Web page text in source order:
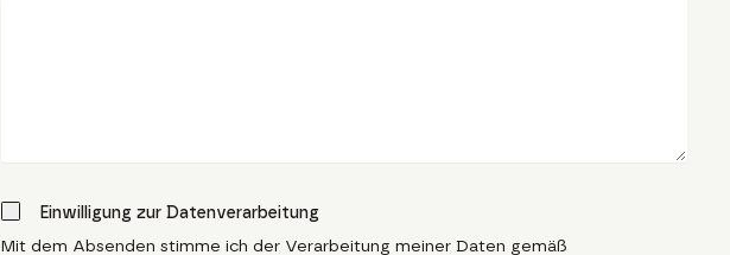
Einwilligung zur Datenverarbeitung
Mit dem Absenden stimme ich der Verarbeitung meiner Daten gemäß